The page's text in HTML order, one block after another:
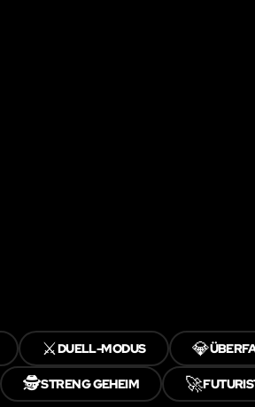
⚔️DUELL-MODUS 💎
🕵️STRENG GEHEIM 🚀